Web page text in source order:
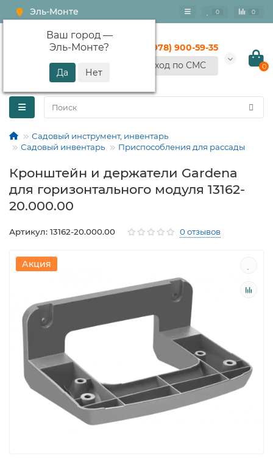
Эль-Монте
Ваш город —
Эль-Монте?
0 0
+7 (978) 900-59-35
Вход по СМС
0
Садовый инструмент, инвентарь
Садовый инвентарь
Приспособления для рассады
Кронштейн и держатели Gardena
для горизонтального модуля 13162-
20.000.00
Артикул: 13162-20.000.00 0 отзывов
Акция